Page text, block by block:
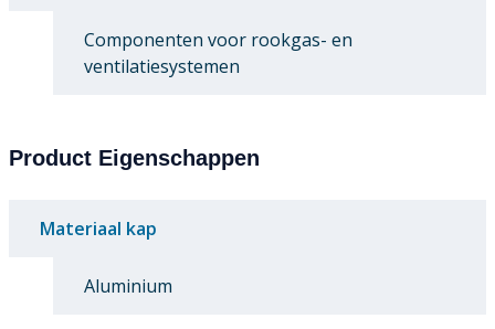
Componenten voor rookgas- en
ventilatiesystemen
Product Eigenschappen
Materiaal kap
Aluminium